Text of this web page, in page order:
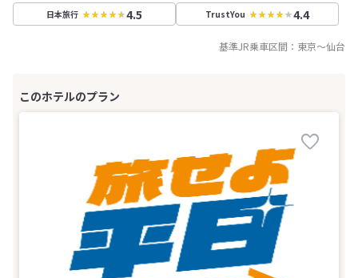
日本旅行 4.5 TrustYou 4.4
基準JR乗車区間： 東京～仙台